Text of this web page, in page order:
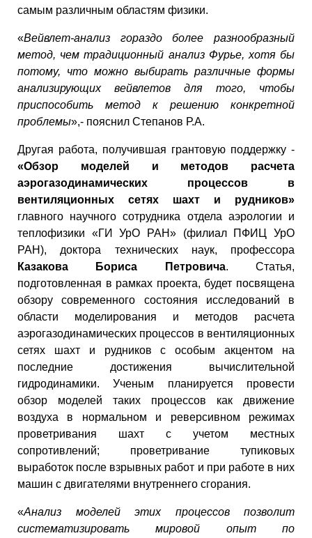
самым различным областям физики.
«Вейвлет-анализ гораздо более разнообразный
метод, чем традиционный анализ Фурье, хотя бы
потому, что можно выбирать различные формы
анализирующих вейвлетов для того, чтобы
приспособить метод к решению конкретной
проблемы»,- пояснил Степанов Р.А.
Другая работа, получившая грантовую поддержку -
«Обзор моделей и методов расчета
аэрогазодинамических процессов в
вентиляционных сетях шахт и рудников»
главного научного сотрудника отдела аэрологии и
теплофизики «ГИ УрО РАН» (филиал ПФИЦ УрО
РАН), доктора технических наук, профессора
Казакова Бориса Петровича. Статья,
подготовленная в рамках проекта, будет посвящена
обзору современного состояния исследований в
области моделирования и методов расчета
аэрогазодинамических процессов в вентиляционных
сетях шахт и рудников с особым акцентом на
последние достижения вычислительной
гидродинамики. Ученым планируется провести
обзор моделей таких процессов как движение
воздуха в нормальном и реверсивном режимах
проветривания шахт с учетом местных
сопротивлений; проветривание тупиковых
выработок после взрывных работ и при работе в них
машин с двигателями внутреннего сгорания.
«Анализ моделей этих процессов позволит
систематизировать мировой опыт по